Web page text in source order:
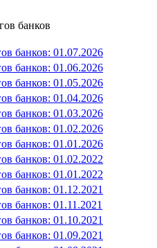
банков
банков: 01.07.2026
банков: 01.06.2026
банков: 01.05.2026
банков: 01.04.2026
банков: 01.03.2026
банков: 01.02.2026
банков: 01.01.2026
банков: 01.02.2022
банков: 01.01.2022
банков: 01.12.2021
банков: 01.11.2021
банков: 01.10.2021
банков: 01.09.2021